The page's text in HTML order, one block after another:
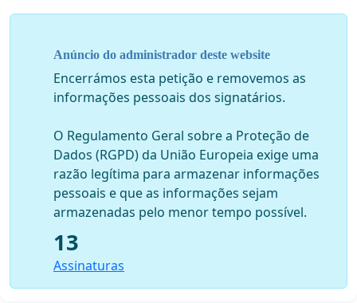
Procurador Geral de República e para a Assembleia
da República para que a banca seja proibida de
cobrar despesas de valor superior ao saldo
roubo institucionalizado que nem o Estado e seu
organismos podem fazer.
Anúncio do administrador deste website
Encerrámos esta petição e removemos as
informações pessoais dos signatários.
O Regulamento Geral sobre a Proteção de
Dados (RGPD) da União Europeia exige uma
razão legítima para armazenar informações
pessoais e que as informações sejam
armazenadas pelo menor tempo possível.
13
Assinaturas